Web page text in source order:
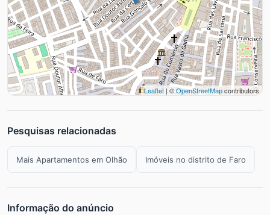
Leaflet | ©OpenStreetMapcontributors
Pesquisas relacionadas
Mais Apartamentos em Olhão Imóveis no distrito de Faro
Informação do anúncio